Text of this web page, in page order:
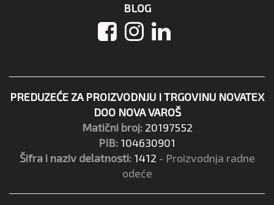
BLOG
PREDUZEĆE ZA PROIZVODNJU I TRGOVINU NOVATEX
DOO NOVA VAROŠ
Matični broj: 20197552
PIB: 104630901
Šifra i naziv delatnosti: 1412 - Proizvodnja radne
odeće